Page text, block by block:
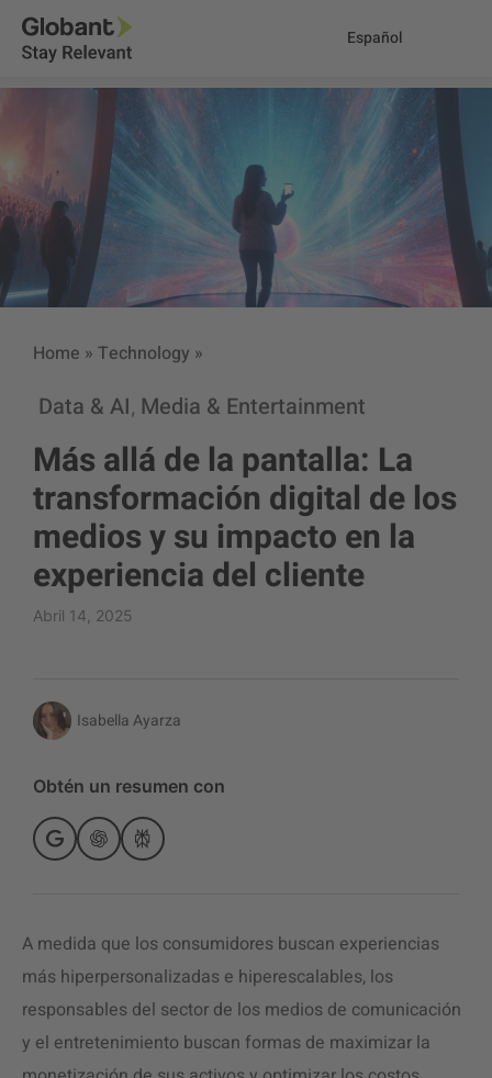
Español
Home » Technology »
Data & AI , Media & Entertainment
Más allá de la pantalla: La
transformación digital de los
medios y su impacto en la
experiencia del cliente
Abril 14, 2025
Isabella Ayarza
Obtén un resumen con
A medida que los consumidores buscan experiencias
más hiperpersonalizadas e hiperescalables, los
responsables del sector de los medios de comunicación
y el entretenimiento buscan formas de maximizar la